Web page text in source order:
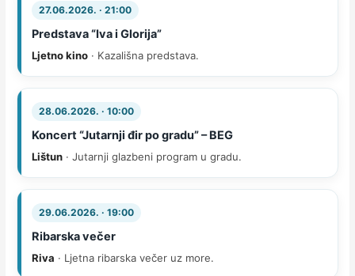
27.06.2026. · 21:00
Predstava “Iva i Glorija”
Ljetno kino · Kazališna predstava.
28.06.2026. · 10:00
Koncert “Jutarnji đir po gradu” – BEG
Lištun · Jutarnji glazbeni program u gradu.
29.06.2026. · 19:00
Ribarska večer
Riva · Ljetna ribarska večer uz more.